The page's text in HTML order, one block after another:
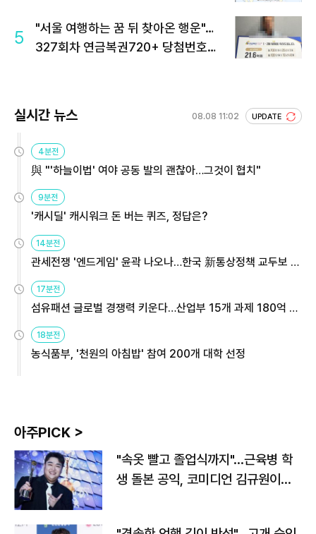
5
"서울 여행하는 꿈 뒤 찾아온 행운"…
327회차 연금복권720+ 당첨번호조
실시간 뉴스 08.08 11:02 UPDATE
4분전
與 "'하늘이법' 여야 공동 발의 괜찮아…그것이 협치"
9분전
'캐시딜' 캐시워크 돈 버는 퀴즈, 정답은?
14분전
관세전쟁 '엔드게임' 윤곽 나오나…한국 新통상정책 교두보 활
용해야
17분전
섬유패션 글로벌 경쟁력 키운다…산업부 15개 과제 180억 지
원
18분전
농식품부, '천원의 아침밥' 참여 200개 대학 선정
아주PICK >
"속옷 빨고 졸업식까지"…근육병 학
생 돌본 공익, 코미디언 김규원이었